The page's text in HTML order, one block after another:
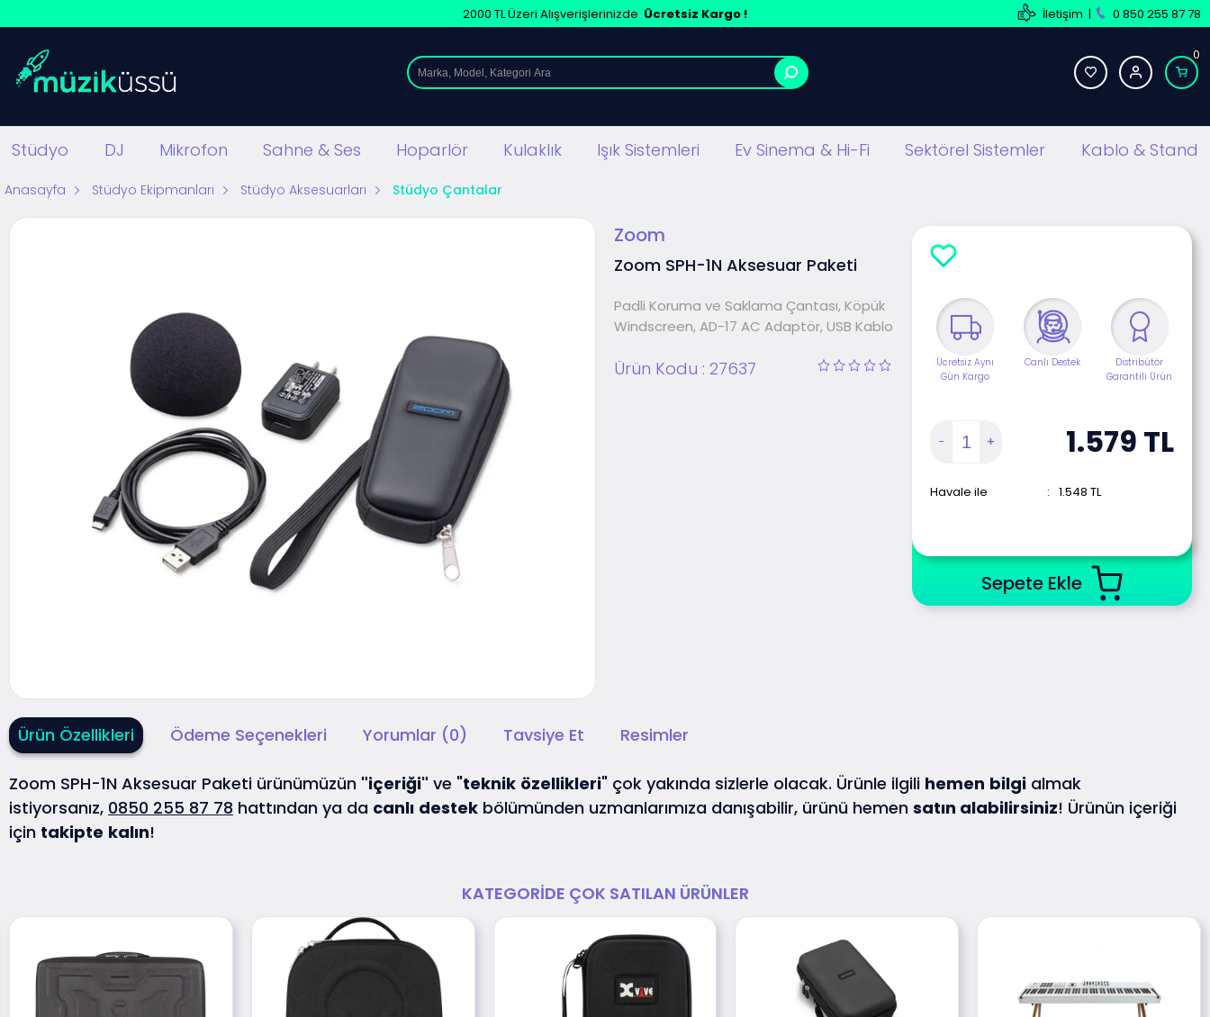
2000 TL Üzeri Alışverişlerinizde Ücretsiz Kargo ! İletişim | 0 850 255 87 78
0
Stüdyo DJ Mikrofon Sahne & Ses Hoparlör Kulaklık Işık Sistemleri Ev Sinema & Hi-Fi Sektörel Sistemler Kablo & Stand
Anasayfa Stüdyo Ekipmanları Stüdyo Aksesuarları Stüdyo Çantalar
Zoom
Zoom SPH-1N Aksesuar Paketi
Padli Koruma ve Saklama Çantası, Köpük
Windscreen, AD-17 AC Adaptör, USB Kablo
Ürün Kodu : 27637
Ücretsiz Aynı
Gün Kargo
Canlı Destek
Distribütör
Garantili Ürün
1.579 TL
Havale ile : 1.548 TL
Sepete Ekle
Ürün Özellikleri Ödeme Seçenekleri Yorumlar (0) Tavsiye Et Resimler
Zoom SPH-1N Aksesuar Paketi ürünümüzün "içeriği" ve "teknik özellikleri" çok yakında sizlerle olacak. Ürünle ilgili hemen bilgi almak
istiyorsanız, 0850 255 87 78 hattından ya da canlı destek bölümünden uzmanlarımıza danışabilir, ürünü hemen satın alabilirsiniz! Ürünün içeriği
için takipte kalın!
KATEGORIDE ÇOK SATILAN ÜRÜNLER